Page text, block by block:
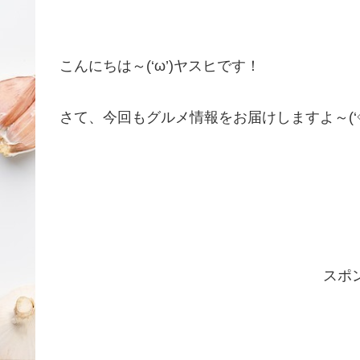
こんにちは～(‘ω’)ヤスヒです！
さて、今回もグルメ情報をお届けしますよ～
スポ